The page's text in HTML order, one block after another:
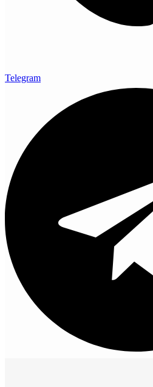
Telegram